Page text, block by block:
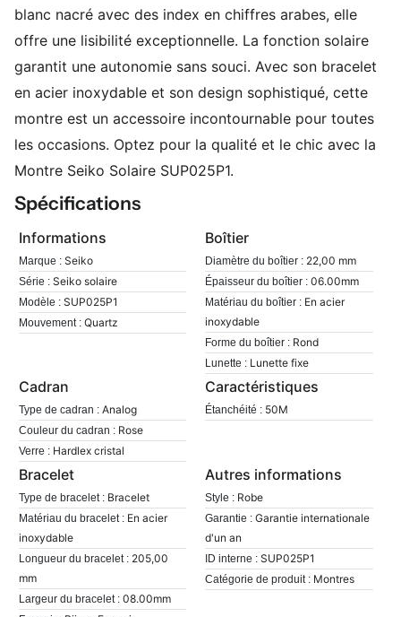
blanc nacré avec des index en chiffres arabes, elle
offre une lisibilité exceptionnelle. La fonction solaire
garantit une autonomie sans souci. Avec son bracelet
en acier inoxydable et son design sophistiqué, cette
montre est un accessoire incontournable pour toutes
les occasions. Optez pour la qualité et le chic avec la
Montre Seiko Solaire SUP025P1.
Spécifications
Informations
Marque : Seiko
Série : Seiko solaire
Modèle : SUP025P1
Mouvement : Quartz
Boîtier
Diamètre du boîtier : 22,00 mm
Épaisseur du boîtier : 06.00mm
Matériau du boîtier : En acier
inoxydable
Forme du boîtier : Rond
Lunette : Lunette fixe
Cadran
Type de cadran : Analog
Couleur du cadran : Rose
Verre : Hardlex cristal
Caractéristiques
Étanchéité : 50M
Bracelet
Type de bracelet : Bracelet
Matériau du bracelet : En acier
inoxydable
Longueur du bracelet : 205,00
mm
Largeur du bracelet : 08.00mm
Autres informations
Style : Robe
Garantie : Garantie internationale
d'un an
ID interne : SUP025P1
Catégorie de produit : Montres